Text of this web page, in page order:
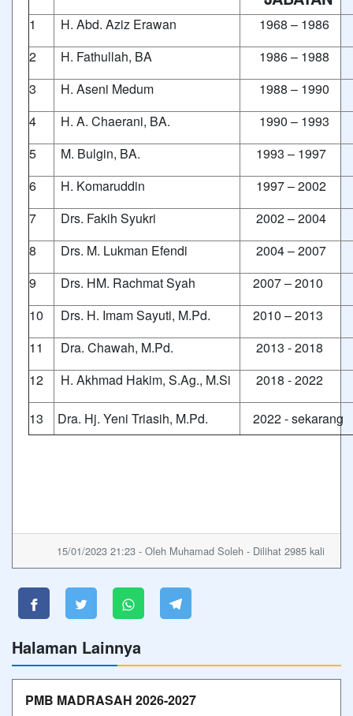
1 H. Abd. Aziz Erawan
1968 – 1986
2
H. Fathullah, BA
1986 – 1988
3
H. Aseni Medum
1988 – 1990
4
H. A. Chaerani, BA.
1990 – 1993
5
M. Bulgin, BA.
1993 – 1997
6
H. Komaruddin
1997 – 2002
7
Drs. Fakih Syukri
2002 – 2004
8
Drs. M. Lukman Efendi
2004 – 2007
9
Drs. HM. Rachmat Syah
2007 – 2010
10
Drs. H. Imam Sayuti, M.Pd.
2010 – 2013
11
Dra. Chawah, M.Pd.
2013 - 2018
12
H. Akhmad Hakim, S.Ag., M.Si 2018 - 2022
13 Dra. Hj. Yeni Triasih, M.Pd. 2022 - sekarang
15/01/2023 21:23 - Oleh Muhamad Soleh - Dilihat 2985 kali
Halaman Lainnya
PMB MADRASAH 2026-2027